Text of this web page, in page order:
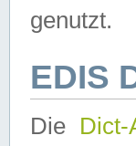
genutzt.
EDIS
Die Dict-